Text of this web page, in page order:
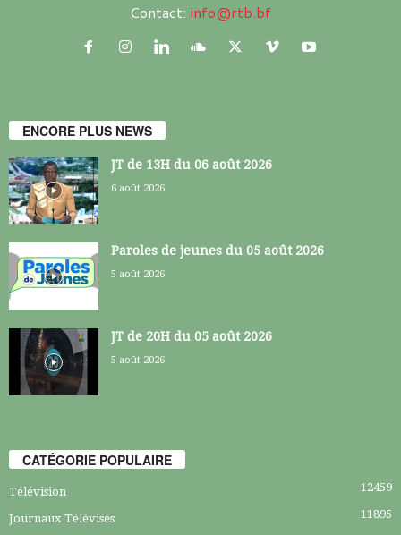
Contact: info@rtb.bf
ENCORE PLUS NEWS
JT de 13H du 06 août 2026
6 août 2026
Paroles de jeunes du 05 août 2026
5 août 2026
JT de 20H du 05 août 2026
5 août 2026
CATÉGORIE POPULAIRE
Télévision 12459
Journaux Télévisés
11895